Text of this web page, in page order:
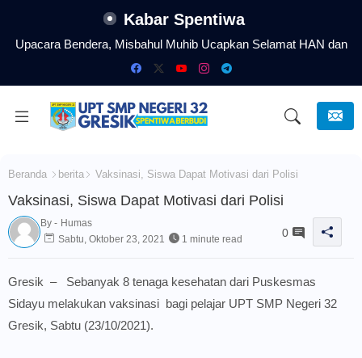
Kabar Spentiwa
Upacara Bendera, Misbahul Muhib Ucapkan Selamat HAN dan
Serukan Sekolah Aman Nyaman dari Perundungan
Beranda berita Vaksinasi, Siswa Dapat Motivasi dari Polisi
Vaksinasi, Siswa Dapat Motivasi dari Polisi
By - Humas
Sabtu, Oktober 23, 2021
1 minute read 0
Gresik – Sebanyak 8 tenaga kesehatan dari Puskesmas
Sidayu melakukan vaksinasi bagi pelajar UPT SMP Negeri 32
Gresik, Sabtu (23/10/2021).